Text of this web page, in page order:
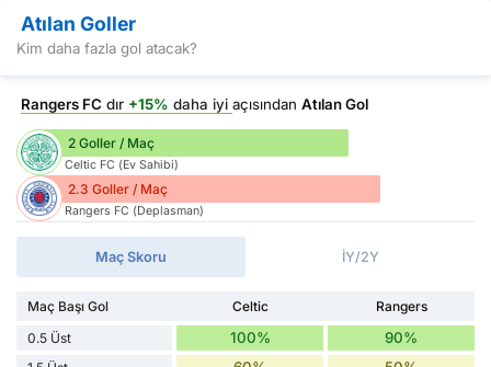
Atılan Goller
Kim daha fazla gol atacak?
Rangers FC dır +15% daha iyi açısından Atılan Gol
2 Goller / Maç
Celtic FC (Ev Sahibi)
2.3 Goller / Maç
Rangers FC (Deplasman)
Maç Skoru İY/2Y
Maç Başı Gol Celtic
Rangers
0.5 Üst
100% 90%